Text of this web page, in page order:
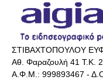
ΣΤΙΒΑΧΤΟΠΟΥΛΟΥ
Αθ. Φαραζουλή 41 Τ.Κ.
Α.Φ.Μ.: 999893467 -